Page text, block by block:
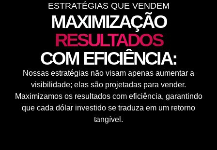
ESTRATÉGIAS QUE VENDEM
MAXIMIZAÇÃO
RESULTADOS
COM EFICIÊNCIA:
Nossas estratégias não visam apenas aumentar a
visibilidade; elas são projetadas para vender.
Maximizamos os resultados com eficiência, garantindo
que cada dólar investido se traduza em um retorno
tangível.